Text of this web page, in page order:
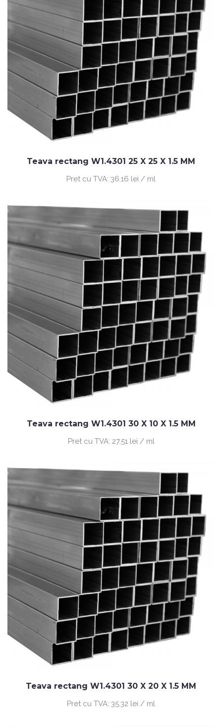
Teava rectang W1.4301 25 X 25 X 1.5 MM
Pret cu TVA: 36.16 lei / ml
Teava rectang W1.4301 30 X 10 X 1.5 MM
Pret cu TVA: 27.51 lei / ml
Teava rectang W1.4301 30 X 20 X 1.5 MM
Pret cu TVA: 35.32 lei / ml